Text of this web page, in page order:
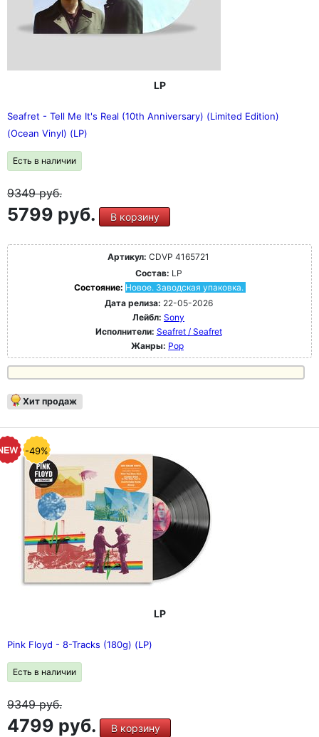
LP
Seafret - Tell Me It's Real (10th Anniversary) (Limited Edition)
(Ocean Vinyl) (LP)
Есть в наличии
9349руб.
5799 руб. В корзину
Артикул: CDVP 4165721
Состав: LP
Состояние: Новое. Заводская упаковка.
Дата релиза: 22-05-2026
Лейбл: Sony
Исполнители: Seafret / Seafret
Жанры: Pop
Хит продаж
-49%
LP
Pink Floyd - 8-Tracks (180g) (LP)
Есть в наличии
9349руб.
4799 руб. В корзину